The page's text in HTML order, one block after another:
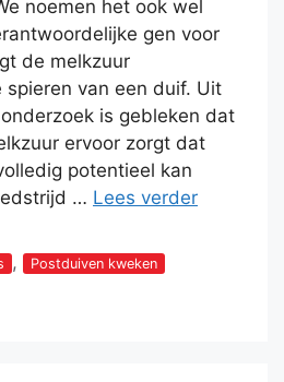
noemen het ook wel
gen voor
de melkzuur
van een duif. Uit
is gebleken dat
ervoor zorgt dat
potentieel kan
… Lees verder
, Postduiven kweken